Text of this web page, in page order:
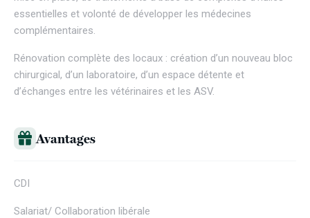
essentielles et volonté de développer les médecines
complémentaires.
Rénovation complète des locaux : création d’un nouveau bloc
chirurgical, d’un laboratoire, d’un espace détente et
d’échanges entre les vétérinaires et les ASV.
Avantages
CDI
Salariat/ Collaboration libérale